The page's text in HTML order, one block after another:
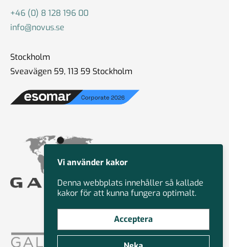
+46 (0) 8 128 196 00
info@novus.se
Stockholm
Sveavägen 59, 113 59 Stockholm
Vi använder kakor
Denna webbplats innehåller så kallade
kakor för att kunna fungera optimalt.
Acceptera